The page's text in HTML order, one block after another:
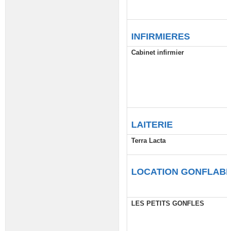
INFIRMIERES
Cabinet infirmier
LAITERIE
Terra Lacta
LOCATION
LES PETITS GONFLES